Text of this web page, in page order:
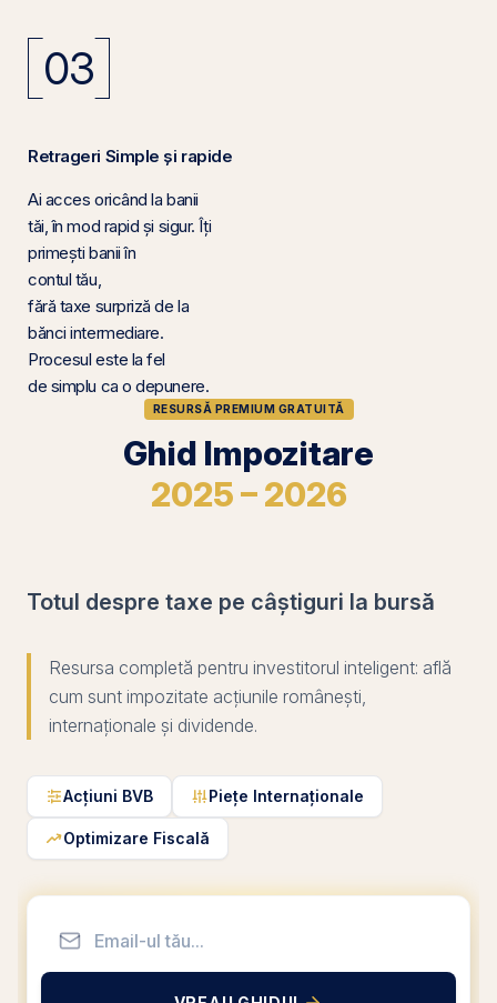
03
Retrageri Simple și rapide
Ai acces oricând la banii
tăi, în mod rapid și sigur. Îți
primești banii în
contul tău,
fără taxe surpriză de la
bănci intermediare.
Procesul este la fel
de simplu ca o depunere.
RESURSĂ PREMIUM GRATUITĂ
Ghid Impozitare
2025 – 2026
Totul despre taxe pe câștiguri la bursă
Resursa completă pentru investitorul inteligent: află
cum sunt impozitate acțiunile românești,
internaționale și dividende.
Acțiuni BVB Piețe Internaționale
Optimizare Fiscală